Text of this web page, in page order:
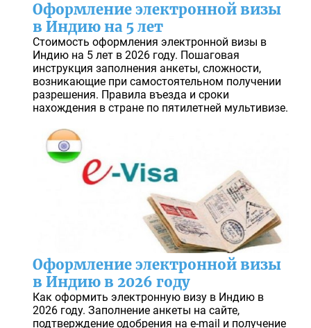
Оформление электронной визы
в Индию на 5 лет
Стоимость оформления электронной визы в
Индию на 5 лет в 2026 году. Пошаговая
инструкция заполнения анкеты, сложности,
возникающие при самостоятельном получении
разрешения. Правила въезда и сроки
нахождения в стране по пятилетней мультивизе.
Оформление электронной визы
в Индию в 2026 году
Как оформить электронную визу в Индию в
2026 году. Заполнение анкеты на сайте,
подтверждение одобрения на e-mail и получение